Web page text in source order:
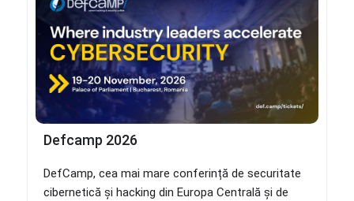
Defcamp 2026
DefCamp, cea mai mare conferință de securitate
cibernetică și hacking din Europa Centrală și de